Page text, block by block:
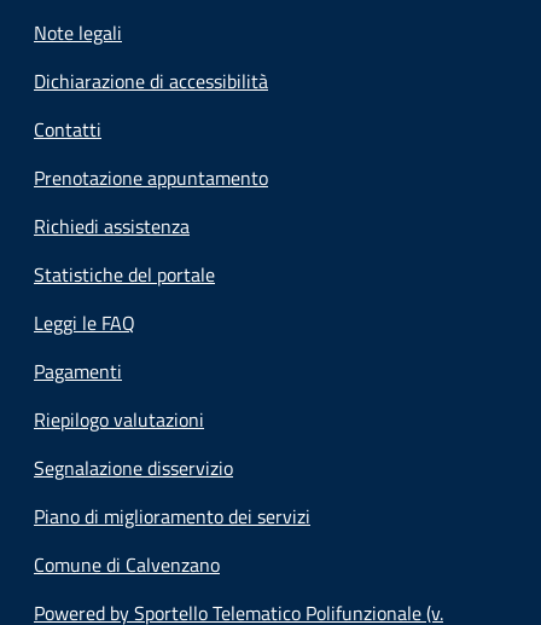
Note legali
Dichiarazione di accessibilità
Contatti
Prenotazione appuntamento
Richiedi assistenza
Statistiche del portale
Leggi le FAQ
Pagamenti
Riepilogo valutazioni
Segnalazione disservizio
Piano di miglioramento dei servizi
Comune di Calvenzano
Powered by Sportello Telematico Polifunzionale (v.